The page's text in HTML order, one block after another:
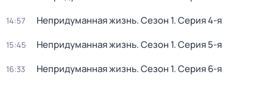
14:57 Непридуманная жизнь. Сезон 1. Серия 4-я
15:45 Непридуманная жизнь. Сезон 1. Серия 5-я
16:33 Непридуманная жизнь. Сезон 1. Серия 6-я